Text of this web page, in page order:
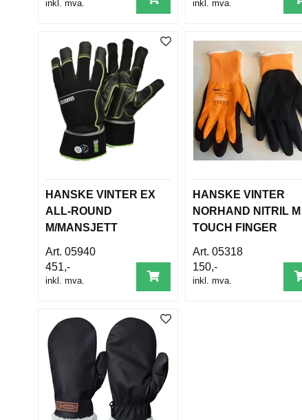
inkl. mva. inkl. mva.
HANSKE VINTER EX
ALL-ROUND
M/MANSJETT
05940
451,-
inkl. mva.
HANSKE VINTER
NORHAND NITRIL M
TOUCH FINGER
05318
150,-
inkl. mva.